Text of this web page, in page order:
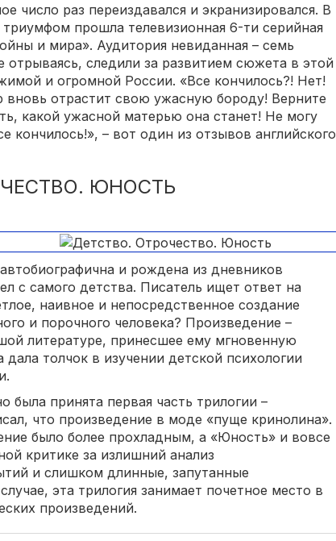
число раз переиздавался и экранизировался. В
прошла телевизионная 6-ти серийная
и мира». Аудитория невиданная – семь
отрываясь, следили за развитием сюжета в этой
и огромной России. «Все кончилось?! Нет!
вновь отрастит свою ужасную бороду! Верните
какой ужасной матерью она станет! Не могу
кончилось!», – вот один из отзывов английского
ЮНОСТЬ
и рождена из дневников
с самого детства. Писатель ищет ответ на
наивное и непосредственное создание
и порочного человека? Произведение –
литературе, принесшее ему мгновенную
дала толчок в изучении детской психологии
была принята первая часть трилогии –
что произведение в моде «пуще кринолина».
было более прохладным, а «Юность» и вовсе
критике за излишний анализ
и слишком длинные, запутанные
эта трилогия занимает почетное место в
произведений.